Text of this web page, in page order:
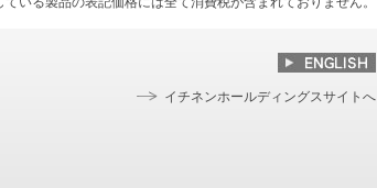
イチネンホールディングスサイトへ